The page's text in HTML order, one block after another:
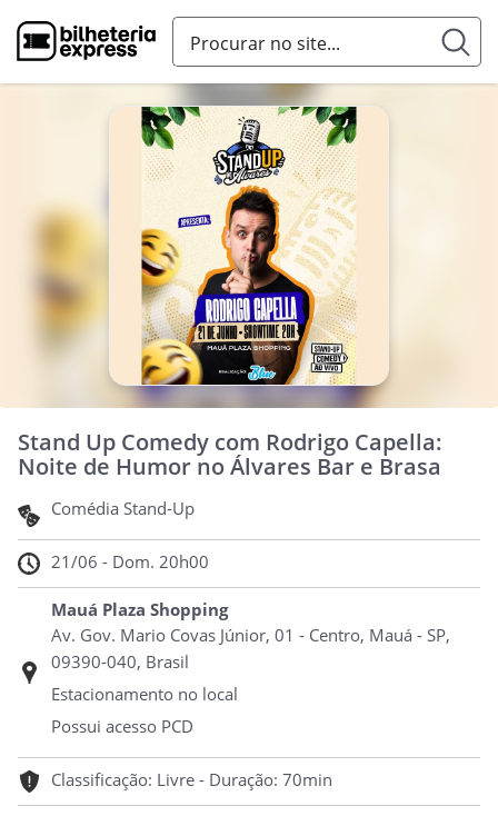
Stand Up Comedy com Rodrigo Capella:
Noite de Humor no Álvares Bar e Brasa
Comédia Stand-Up
21/06 - Dom. 20h00
Mauá Plaza Shopping
Av. Gov. Mario Covas Júnior, 01 - Centro, Mauá - SP,
09390-040, Brasil
Estacionamento no local
Possui acesso PCD
Classificação: Livre - Duração: 70min